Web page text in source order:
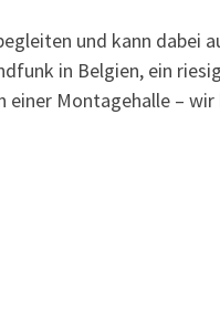
und kann
in Belgien, ein
einer Montagehalle –